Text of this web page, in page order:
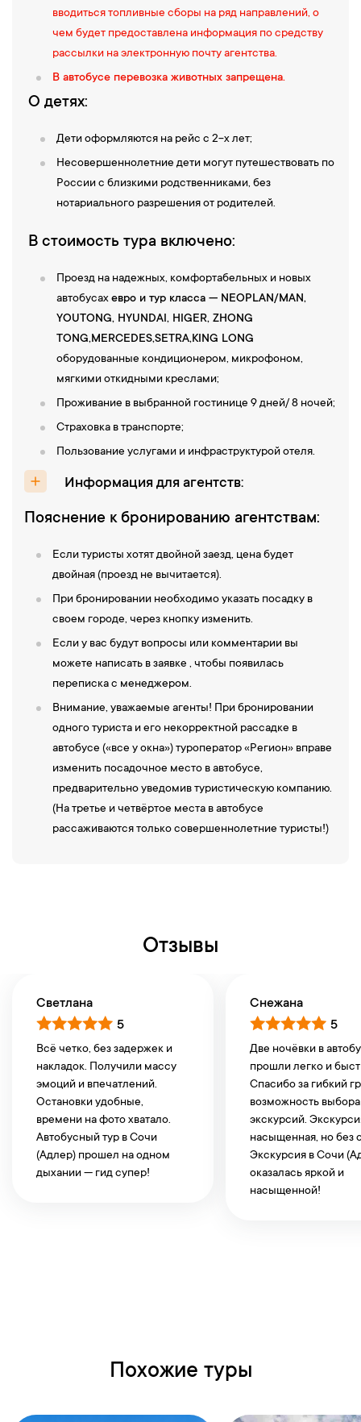
вводиться топливные сборы на ряд направлений, о
чем будет предоставлена информация по средству
рассылки на электронную почту агентства.
В автобусе перевозка животных запрещена.
О детях:
Дети оформляются на рейс с 2-х лет;
Несовершеннолетние дети могут путешествовать по
России с близкими родственниками, без
нотариального разрешения от родителей.
В стоимость тура включено:
Проезд на надежных, комфортабельных и новых
автобусахевро и тур класса — NEOPLAN/MAN,
YOUTONG, HYUNDAI, НIGER, ZHONG
TONG,MERCEDES,SETRA,KING LONG
оборудованные кондиционером, микрофоном,
мягкими откидными креслами;
Проживание в выбранной гостинице 9 дней/ 8 ночей;
Страховка в транспорте;
Пользование услугами и инфраструктурой отеля.
Информация для агентств:
Пояснение к бронированию агентствам:
Если туристы хотят двойной заезд, цена будет
двойная (проезд не вычитается).
При бронировании необходимо указать посадку в
своем городе, через кнопку изменить.
Если у вас будут вопросы или комментарии вы
можете написать в заявке , чтобы появилась
переписка с менеджером.
Внимание, уважаемые агенты! При бронировании
одного туриста и его некорректной рассадке в
автобусе («все у окна») туроператор «Регион» вправе
изменить посадочное место в автобусе,
предварительно уведомив туристическую компанию.
(На третье и четвёртое места в автобусе
рассаживаются только совершеннолетние туристы!)
Отзывы
Светлана
5
Всё четко, без задержек и
накладок. Получили массу
эмоций и впечатлений.
Остановки удобные,
времени на фото хватало.
Автобусный тур в Сочи
(Адлер) прошел на одном
дыхании — гид супер!
Снежана
5
Две ночёвки в
прошли легко и
Спасибо за гибкий
возможность выбора
экскурсий.
насыщенная, но без
Экскурсия в Сочи
оказалась яркой и
насыщенной!
Похожие туры